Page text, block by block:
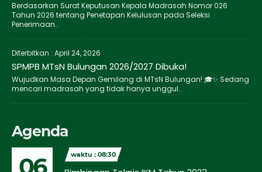
Berdasarkan Surat Keputusan Kepala Madrasah Nomor 026
Tahun 2026 tentang Penetapan Kelulusan pada Seleksi
Penerimaan..
Diterbitkan : April 24, 2026
SPMPB MTsN Bulungan 2026/2027 Dibuka!
Wujudkan Masa Depan Gemilang di MTsN Bulungan! 🎓✨ Sedang
mencari madrasah yang tidak hanya unggul..
Agenda
waktu : 08:30